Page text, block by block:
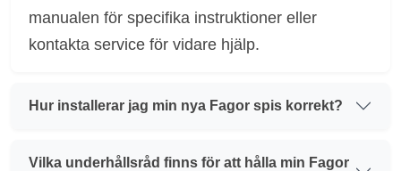
manualen för specifika instruktioner eller
kontakta service för vidare hjälp.
Hur installerar jag min nya Fagor spis korrekt?
Vilka underhållsråd finns för att hålla min Fagor